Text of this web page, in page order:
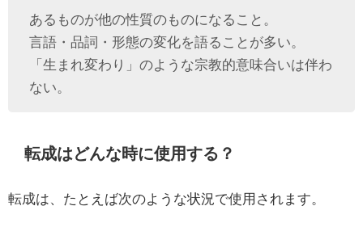
あるものが他の性質のものになること。
言語・品詞・形態の変化を語ることが多い。
「生まれ変わり」のような宗教的意味合いは伴わ
ない。
転成はどんな時に使用する？
転成は、たとえば次のような状況で使用されます。